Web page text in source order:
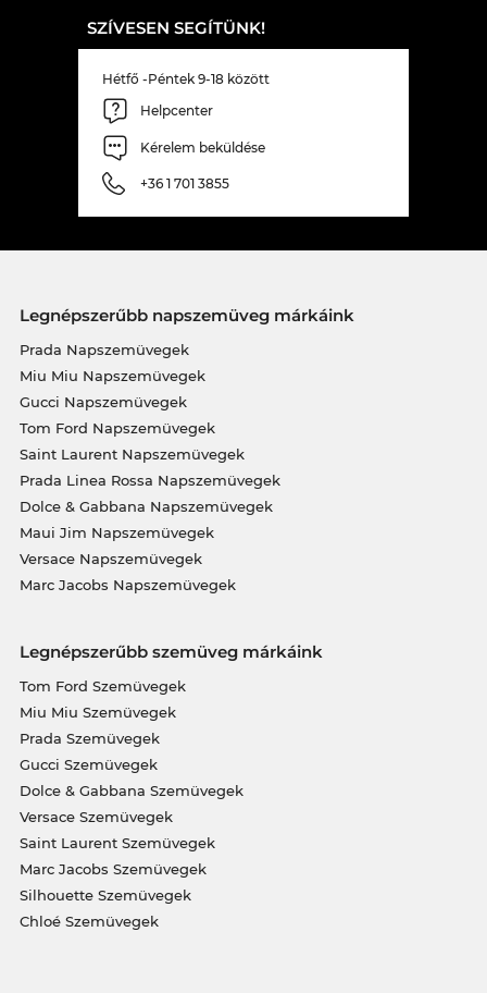
SZÍVESEN SEGÍTÜNK!
Hétfő -Péntek 9-18 között
Helpcenter
Kérelem beküldése
+36 1 701 3855
Legnépszerűbb napszemüveg márkáink
Prada Napszemüvegek
Miu Miu Napszemüvegek
Gucci Napszemüvegek
Tom Ford Napszemüvegek
Saint Laurent Napszemüvegek
Prada Linea Rossa Napszemüvegek
Dolce & Gabbana Napszemüvegek
Maui Jim Napszemüvegek
Versace Napszemüvegek
Marc Jacobs Napszemüvegek
Legnépszerűbb szemüveg márkáink
Tom Ford Szemüvegek
Miu Miu Szemüvegek
Prada Szemüvegek
Gucci Szemüvegek
Dolce & Gabbana Szemüvegek
Versace Szemüvegek
Saint Laurent Szemüvegek
Marc Jacobs Szemüvegek
Silhouette Szemüvegek
Chloé Szemüvegek